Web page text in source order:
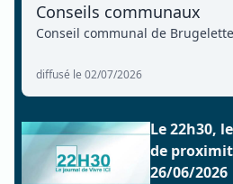
Conseils communaux
Conseil communal de
diffusé le 02/07/2026
Le 22h30,
de
26/06/2026